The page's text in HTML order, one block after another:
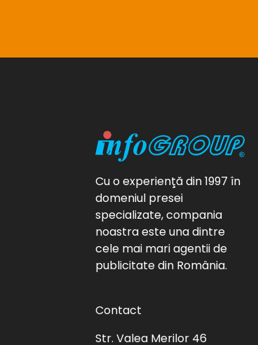
Cu o experienţă din 1997 în
domeniul presei
specializate, compania
noastra este una dintre
cele mai mari agentii de
publicitate din România.
Contact
Str. Valea Merilor 46